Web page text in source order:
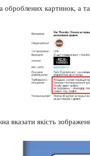
оброблених картинок, а
вказати якість